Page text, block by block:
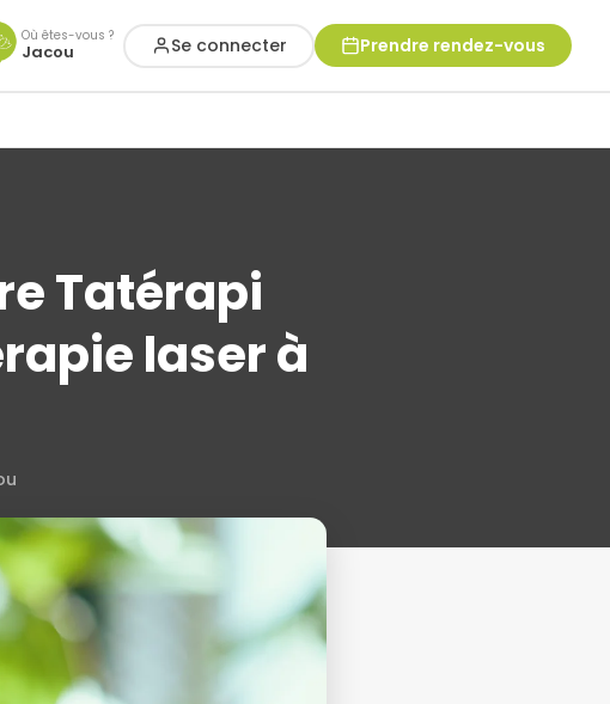
Où êtes-vous ?
Jacou Se connecter Prendre rendez-vous
Tatérapi
laser à